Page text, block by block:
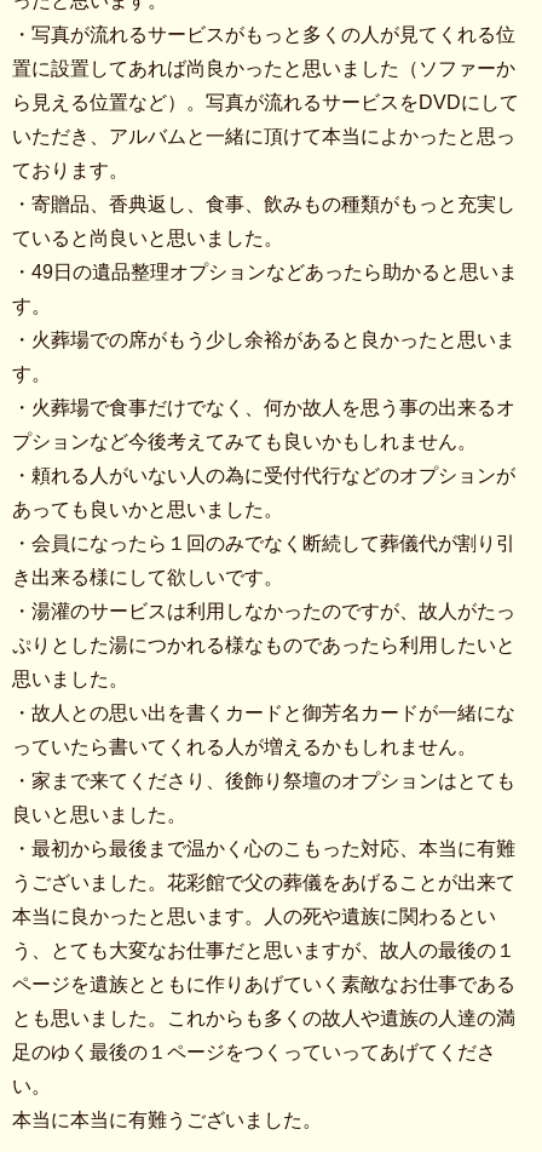
・写真が流れるサービスがもっと多くの人が見てくれる位
置に設置してあれば尚良かったと思いました（ソファーか
ら見える位置など）。写真が流れるサービスをDVDにして
いただき、アルバムと一緒に頂けて本当によかったと思っ
ております。
・寄贈品、香典返し、食事、飲みもの種類がもっと充実し
ていると尚良いと思いました。
・49日の遺品整理オプションなどあったら助かると思いま
す。
・火葬場での席がもう少し余裕があると良かったと思いま
す。
・火葬場で食事だけでなく、何か故人を思う事の出来るオ
プションなど今後考えてみても良いかもしれません。
・頼れる人がいない人の為に受付代行などのオプションが
あっても良いかと思いました。
・会員になったら１回のみでなく断続して葬儀代が割り引
き出来る様にして欲しいです。
・湯灌のサービスは利用しなかったのですが、故人がたっ
ぷりとした湯につかれる様なものであったら利用したいと
思いました。
・故人との思い出を書くカードと御芳名カードが一緒にな
っていたら書いてくれる人が増えるかもしれません。
・家まで来てくださり、後飾り祭壇のオプションはとても
良いと思いました。
・最初から最後まで温かく心のこもった対応、本当に有難
うございました。花彩館で父の葬儀をあげることが出来て
本当に良かったと思います。人の死や遺族に関わるとい
う、とても大変なお仕事だと思いますが、故人の最後の１
ページを遺族とともに作りあげていく素敵なお仕事である
とも思いました。これからも多くの故人や遺族の人達の満
足のゆく最後の１ページをつくっていってあげてくださ
い。
本当に本当に有難うございました。